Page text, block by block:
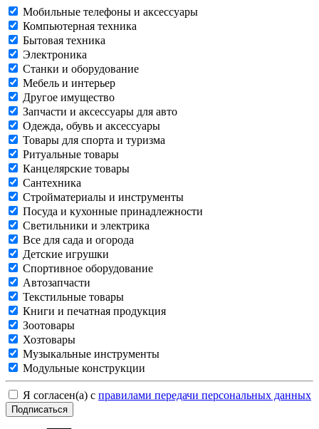
Мобильные телефоны и аксессуары
Компьютерная техника
Бытовая техника
Электроника
Станки и оборудование
Мебель и интерьер
Другое имущество
Запчасти и аксессуары для авто
Одежда, обувь и аксессуары
Товары для спорта и туризма
Ритуальные товары
Канцелярские товары
Сантехника
Стройматериалы и инструменты
Посуда и кухонные принадлежности
Светильники и электрика
Все для сада и огорода
Детские игрушки
Спортивное оборудование
Автозапчасти
Текстильные товары
Книги и печатная продукция
Зоотовары
Хозтовары
Музыкальные инструменты
Модульные конструкции
Я согласен(а) с правилами передачи персональных данных
Подписаться